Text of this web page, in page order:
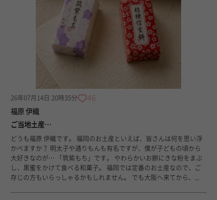
26年07月14日 20時35分 46
福原 伊織
ご当地土産…
どうも福原 伊織です。 福岡のお土産といえば、皆さんは何を思い浮
かべますか？ 明太子や通りもんも有名ですが、僕が子どもの頃から
大好きなのが… 「筑紫もち」です。 やわらかいお餅にきな粉をまぶ
し、黒蜜をかけて食べる和菓子。 福岡では定番のお土産なので、ご
存じの方もいらっしゃるかもしれません。 でも大阪へ来てから、...